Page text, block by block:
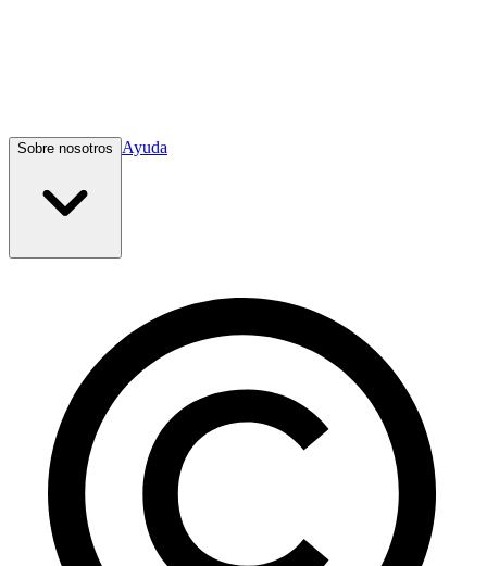
Sobre nosotros Ayuda